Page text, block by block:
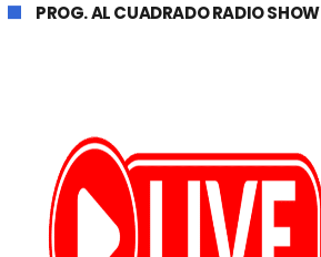
PROG. AL CUADRADO RADIO SHOW